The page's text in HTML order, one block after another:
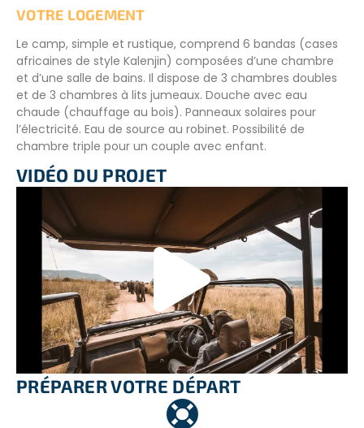
VOTRE LOGEMENT
Le camp, simple et rustique, comprend 6 bandas (cases
africaines de style Kalenjin) composées d’une chambre
et d’une salle de bains. Il dispose de 3 chambres doubles
et de 3 chambres à lits jumeaux. Douche avec eau
chaude (chauffage au bois). Panneaux solaires pour
l’électricité. Eau de source au robinet. Possibilité de
chambre triple pour un couple avec enfant.
Le restaurant au bord du plan d’eau peut accueillir 16
personnes. Le cuisinier vous y sert des repas simples et
variés (cuisine locale et internationale). Panneaux solaires
pour l’électricité. L’ambiance est familiale, chaleureuse et
décontractée. Les lieux sont propices à la reconnexion à
la nature et à soi, ainsi qu’au retour à l’essentiel.
INFORMATIONS COMPLÉMENTAIRES
Volontariat en famille
Ce voyage écovolontaire peut être réalisé en famille
avec vos enfants. Idéalement à partir de 7 ans, ce qui
permettra à vos enfants de vivre pleinement le
VIDÉO DU PROJET
PRÉPARER VOTRE DÉPART